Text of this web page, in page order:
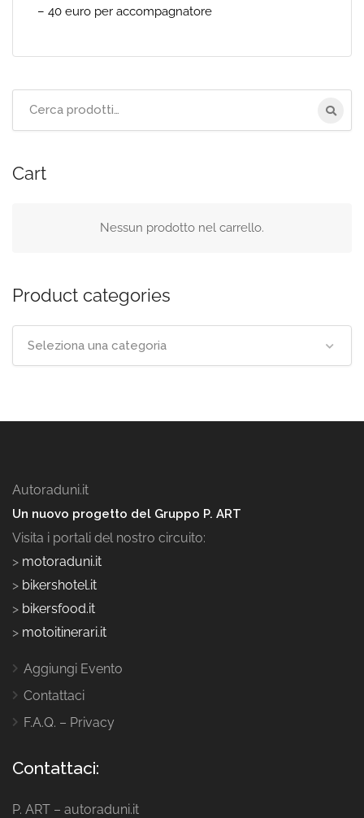
– 40 euro per accompagnatore
Cart
Nessun prodotto nel carrello.
Product categories
Seleziona una categoria
Autoraduni.it
Un nuovo progetto del Gruppo P. ART
Visita i portali del nostro circuito:
> motoraduni.it
> bikershotel.it
> bikersfood.it
> motoitinerari.it
Aggiungi Evento
Contattaci
F.A.Q. – Privacy
Contattaci:
P. ART – autoraduni.it